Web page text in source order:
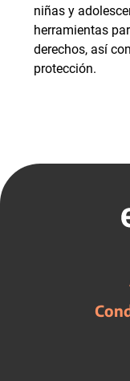
niñas y
herramientas
derechos, así
protección.